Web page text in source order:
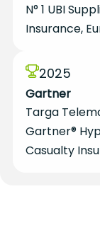
N° 1 UBI
Insurance,
2025
Gartner
Targa
Gartner®
Casualty